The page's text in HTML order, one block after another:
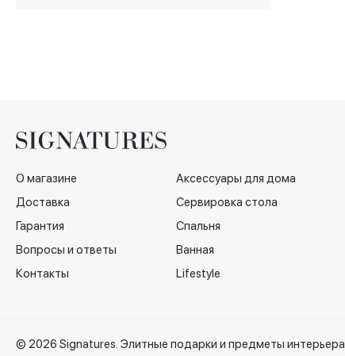
О магазине
Доставка
Гарантия
Вопросы и ответы
Контакты
Аксессуары для дома
Сервировка стола
Спальня
Ванная
Lifestyle
© 2026 Signatures. Элитные подарки и предметы интерьера